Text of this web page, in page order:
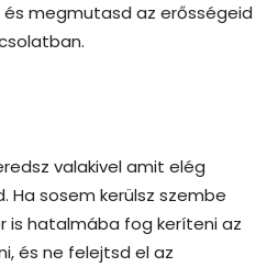
megmutasd az erősségeid
valakivel amit elég
Ha sosem kerülsz szembe
is hatalmába fog keríteni az
és ne felejtsd el az